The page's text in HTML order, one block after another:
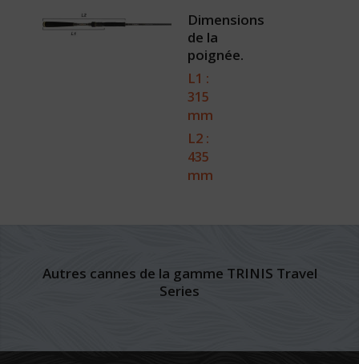
Dimensions
de la
poignée.
L1 :
315
mm
L2 :
435
mm
Autres cannes de la gamme TRINIS Travel
Series